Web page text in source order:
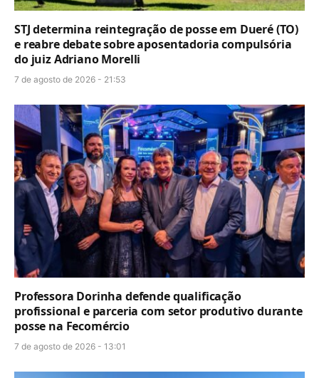
STJ determina reintegração de posse em Dueré (TO)
e reabre debate sobre aposentadoria compulsória
do juiz Adriano Morelli
7 de agosto de 2026 - 21:53
Professora Dorinha defende qualificação
profissional e parceria com setor produtivo durante
posse na Fecomércio
7 de agosto de 2026 - 13:01